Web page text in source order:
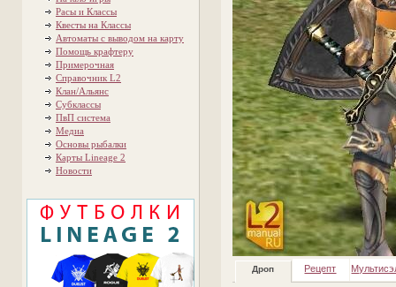
Расы и Классы
Квесты на Классы
Автоматы с выводом на карту
Помощь крафтеру
Примерочная
Справочник L2
Клан/Альянс
Субклассы
ПвП система
Медиа
Основы рыбалки
Карты Lineage 2
Новости
Дроп Рецепт